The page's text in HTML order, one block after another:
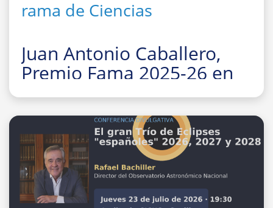
rama de Ciencias
Juan Antonio Caballero,
Premio Fama 2025-26 en
la rama de Ciencias
La Facultad de Fí